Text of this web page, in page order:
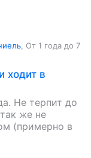
От 1 года до 7
ходит в
Не терпит до
же не
(примерно в